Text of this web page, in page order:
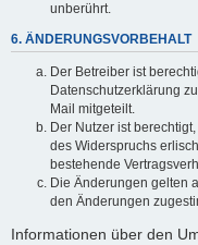
unberührt.
6. ÄNDERUNGSVORBEHALT
Der Betreiber ist
Datenschutzerklärung
Mail mitgeteilt.
Der Nutzer ist
des Widerspruchs
bestehende
Die Änderungen gelten
den Änderungen
Informationen über den